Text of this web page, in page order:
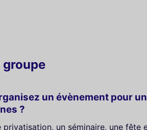
groupe
un évènement pour
?
privatisation, un séminaire, une fête